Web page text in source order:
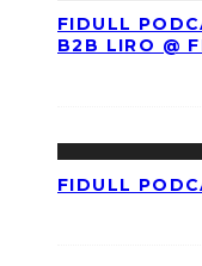
FIDULL
B2B LIRO @
FIDULL